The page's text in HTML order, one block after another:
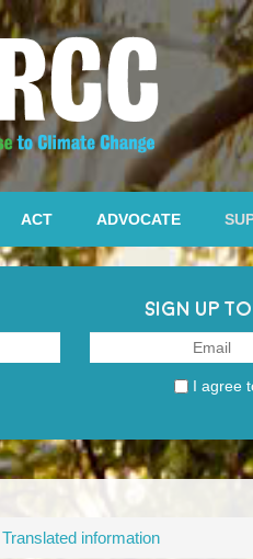
ACT ADVOCATE
SIGN UP
I agree
Translated information